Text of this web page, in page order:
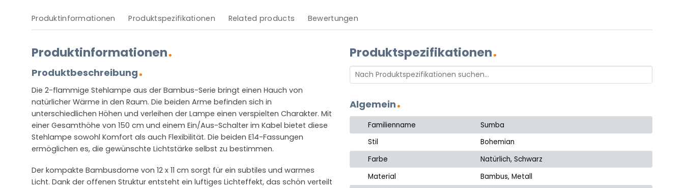
Produktinformationen Produktspezifikationen Related products Bewertungen
Produktinformationen
Produktbeschreibung
Die 2-flammige Stehlampe aus der Bambus-Serie bringt einen Hauch von
natürlicher Wärme in den Raum. Die beiden Arme befinden sich in
unterschiedlichen Höhen und verleihen der Lampe einen verspielten Charakter. Mit
einer Gesamthöhe von 150 cm und einem Ein/Aus-Schalter im Kabel bietet diese
Stehlampe sowohl Komfort als auch Flexibilität. Die beiden E14-Fassungen
ermöglichen es, die gewünschte Lichtstärke selbst zu bestimmen.
Der kompakte Bambusdome von 12 x 11 cm sorgt für ein subtiles und warmes
Licht. Dank der offenen Struktur entsteht ein luftiges Lichteffekt, das schön verteilt
Produktspezifikationen
Algemein
Familienname
Sumba
Stil
Bohemian
Farbe
Natürlich, Schwarz
Material
Bambus, Metall